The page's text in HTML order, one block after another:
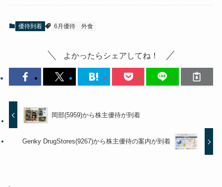
優待到着 6月優待 外食
よかったらシェアしてね！
岡部(5959)から株主優待が到着
Genky DrugStores(9267)から株主優待の案内が到着